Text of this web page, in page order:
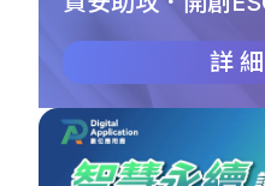
詳